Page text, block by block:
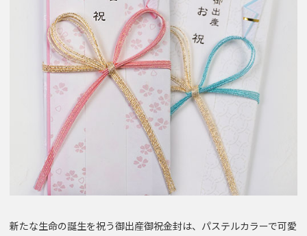
新たな生命の誕生を祝う御出産御祝金封は、パステルカラーで可愛